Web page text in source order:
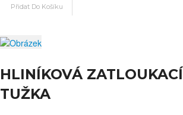
HLINÍKOVÁ ZATLOUKACÍ
TUŽKA